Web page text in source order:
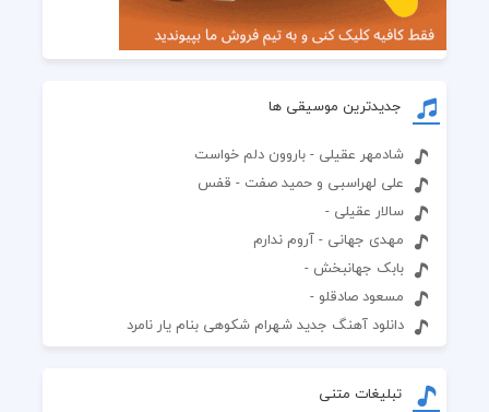
جدیدترین موسیقی ها
شادمهر عقیلی - باروون دلم خواست
علی لهراسبی و حمید صفت - قفس
سالار عقیلی -
مهدی جهانی - آروم ندارم
بابک جهانبخش -
مسعود صادقلو -
دانلود آهنگ جدید شهرام شکوهی بنام یار نامرد
تبلیغات متنی